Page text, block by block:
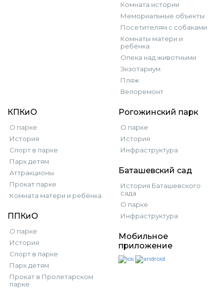
Комната истории
Мемориальные объекты
Посетителям с собаками
Комнаты матери и
ребёнка
Опека над животными
Экзотариум
Пляж
Велоремонт
КПКиО
О парке
История
Спорт в парке
Парк детям
Аттракционы
Прокат парке
Комната матери и ребёнка
ППКиО
О парке
История
Спорт в парке
Парк детям
Прокат в Пролетарском
парке
Рогожинский парк
О парке
История
Инфраструктура
Баташевский сад
История Баташевского
сада
О парке
Инфраструктура
Мобильное
приложение